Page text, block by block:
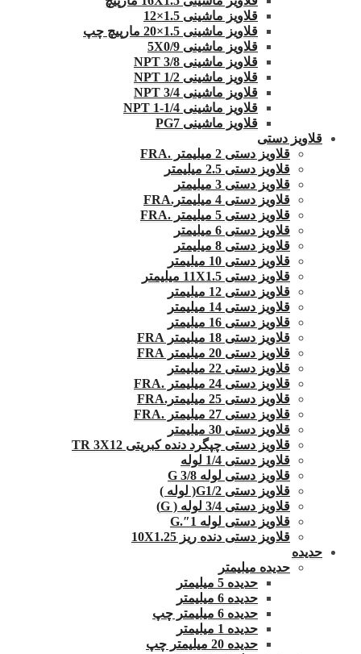
قلاویز ماشینی 1.5×12
قلاویز ماشینی 1.5×20 مارپیچ چپ
قلاویز ماشینی 5X0/9
قلاویز ماشینی 3/8 NPT
قلاویز ماشینی 1/2 NPT
قلاویز ماشینی 3/4 NPT
قلاویز ماشینی 1/4-1 NPT
قلاویز ماشینی PG7
قلاویز دستی
قلاویز دستی 2 میلیمتر .FRA
قلاویز دستی 2.5 میلیمتر
قلاویز دستی 3 میلیمتر
قلاویز دستی 4 میلیمتر.FRA
قلاویز دستی 5 میلیمتر .FRA
قلاویز دستی 6 میلیمتر
قلاویز دستی 8 میلیمتر
قلاویز دستی 10 میلیمتر
قلاویز دستی 11X1.5 میلیمتر
قلاویز دستی 12 میلیمتر
قلاویز دستی 14 میلیمتر
قلاویز دستی 16 میلیمتر
قلاویز دستی 18 میلیمتر FRA
قلاویز دستی 20 میلیمتر FRA
قلاویز دستی 22 میلیمتر
قلاویز دستی 24 میلیمتر .FRA
قلاویز دستی 25 میلیمتر.FRA
قلاویز دستی 27 میلیمتر .FRA
قلاویز دستی 30 میلیمتر
قلاویز دستی چپگرد دنده کبریتی TR 3X12
قلاویز دستی 1/4 لوله
قلاویز دستی لوله G 3/8
قلاویز دستی G1/2( لوله )
قلاویز دستی 3/4 لوله ( G)
قلاویز دستی لوله 1″.G
قلاویز دستی دنده ریز 10X1.25
حدیده
حدیده میلیمتر
حدیده 5 میلیمتر
حدیده 6 میلیمتر
حدیده 6 میلیمتر چپ
حدیده 1 میلیمتر
حدیده 20 میلیمتر چپ